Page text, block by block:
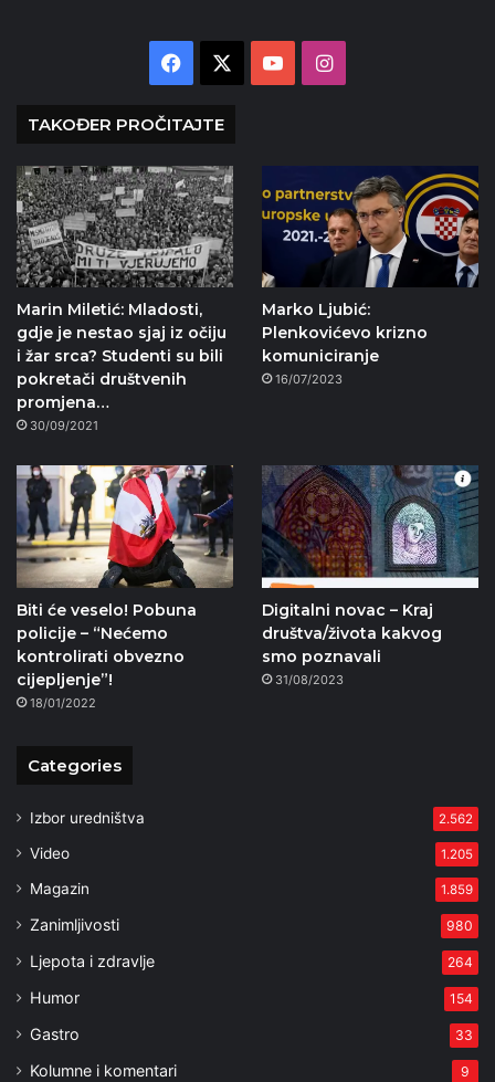
Facebook YouTubeInstagram
TAKOĐER PROČITAJTE
Marin Miletić: Mladosti,
gdje je nestao sjaj iz očiju
i žar srca? Studenti su bili
pokretači društvenih
promjena…
30/09/2021
Marko Ljubić:
Plenkovićevo krizno
komuniciranje
16/07/2023
Biti će veselo! Pobuna
policije – “Nećemo
kontrolirati obvezno
cijepljenje”!
18/01/2022
Digitalni novac – Kraj
društva/života kakvog
smo poznavali
31/08/2023
Categories
Izbor uredništva 2.562
Video 1.205
Magazin 1.859
Zanimljivosti 980
Ljepota i zdravlje 264
Humor 154
Gastro 33
Kolumne i komentari 9